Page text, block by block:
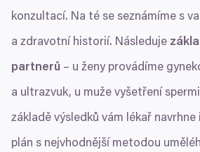
konzultací. Na té se seznámíme s
a zdravotní historií. Následuje
partnerů – u ženy provádíme
a ultrazvuk, u muže vyšetření
základě výsledků vám lékař
plán s nejvhodnější metodou